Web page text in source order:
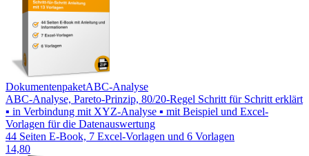
DokumentenpaketABC-Analyse
ABC-Analyse, Pareto-Prinzip, 80/20-Regel Schritt für Schritt erklärt
▪ in Verbindung mit XYZ-Analyse ▪ mit Beispiel und Excel-
Vorlagen für die Datenauswertung
44 Seiten E-Book, 7 Excel-Vorlagen und 6 Vorlagen
14,80